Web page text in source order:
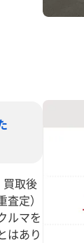
買取後
定）
ルマを
はあり